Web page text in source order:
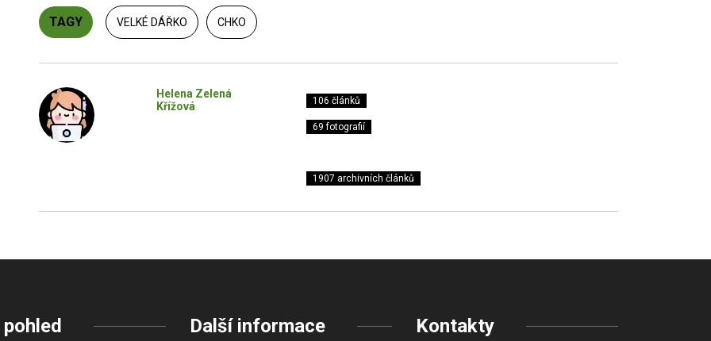
TAGY VELKÉ DÁŘKO CHKO
Helena Zelená
Křížová
106 článků
69 fotografií
1907 archivních článků
Další informace Kontakty